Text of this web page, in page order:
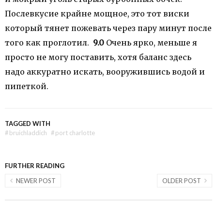
Послевкусие крайне мощное, это тот виски
который тянет пожевать через пару минут после
того как проглотил. 9.0 Очень ярко, меньше я
просто не могу поставить, хотя баланс здесь
надо аккуратно искать, вооружившись водой и
пипеткой.
TAGGED WITH
#bruichladdich #port charlotte
FURTHER READING
OLDER POST
NEWER POST